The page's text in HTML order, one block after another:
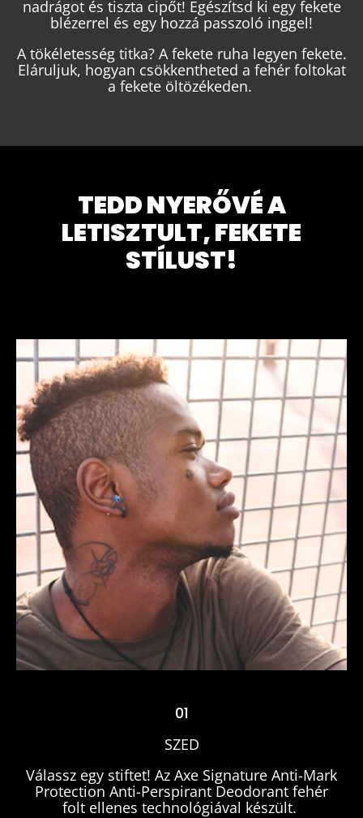
nadrágot és tiszta cipőt! Egészítsd ki egy fekete
blézerrel és egy hozzá passzoló inggel!
A tökéletesség titka? A fekete ruha legyen fekete.
Eláruljuk, hogyan csökkentheted a fehér foltokat
a fekete öltözékeden.
TEDD NYERŐVÉ A
LETISZTULT, FEKETE
STÍLUST!
01
SZED
Válassz egy stiftet! Az Axe Signature Anti-Mark
Protection Anti-Perspirant Deodorant fehér
folt ellenes technológiával készült.